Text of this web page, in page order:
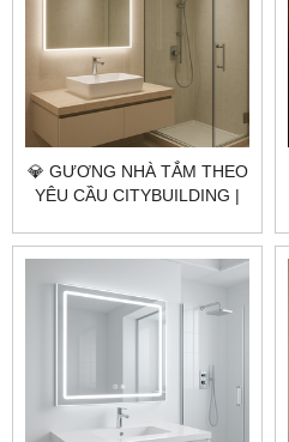
💎 GƯƠNG NHÀ TẮM THEO
YÊU CẦU CITYBUILDING |
GIÁ GƯƠNG NHÀ TẮM XÃ
PHƯỚC HẢI TP.HCM